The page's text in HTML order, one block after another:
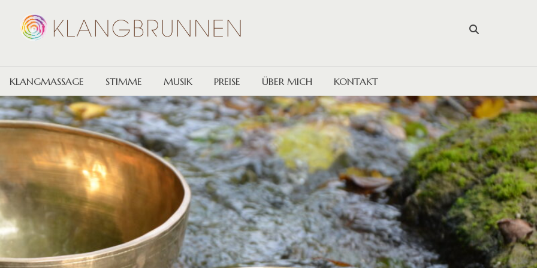
KLANGMASSAGE STIMME MUSIK PREISE ÜBER MICH KONTAKT